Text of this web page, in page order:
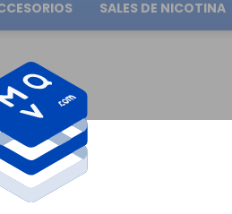
superiores a 30.00€
SALES DE NICOTINA
OIL4VAP SALTS 10ML